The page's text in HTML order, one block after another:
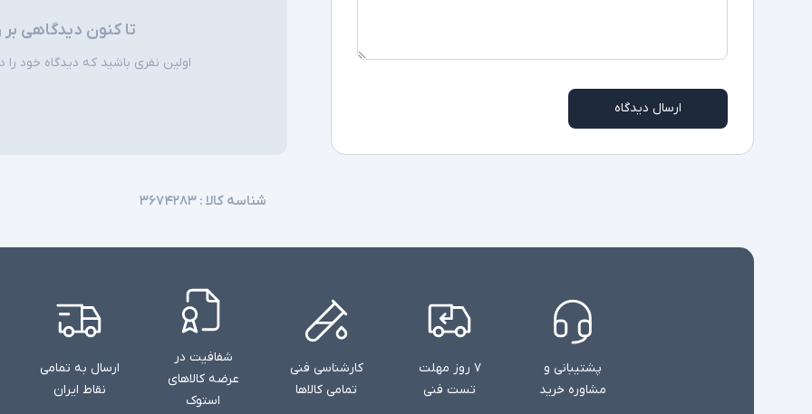
اقلام همراه
ارسال دیدگاه
تا کنون دیدگاهی
اولین نفری باشید که دیدگاه خود را
شناسه کالا : ۳۶۷۴۲۸۳
پشتیبانی و
مشاوره خرید
۷ روز مهلت
تست فنی
کارشناسی فنی
تمامی کالاها
شفافیت در
عرضه کالاهای
استوک
ارسال به تمامی
نقاط ایران